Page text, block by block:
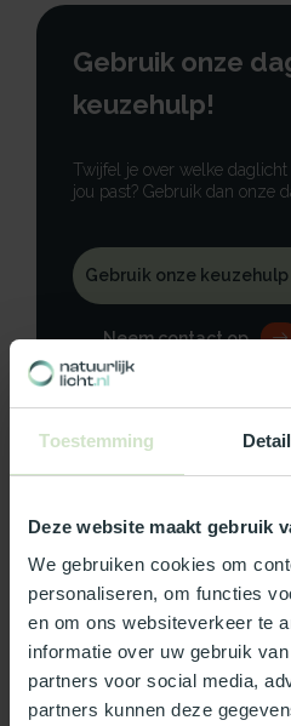
Toestemming
Deze website maakt gebruik
We gebruiken cookies om
personaliseren, om functies
en om ons websiteverkeer te
informatie over uw gebruik
partners voor social media,
partners kunnen deze
Gebruik onze
keuzehulp!
Twijfel je over welke
jou past? Gebruik dan onze
Gebruik onze keuzehulp
Neem contact op
Reviews
Wat ons écht bijzonder